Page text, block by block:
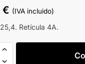
€ (IVA incluido)
Retícula 4A.